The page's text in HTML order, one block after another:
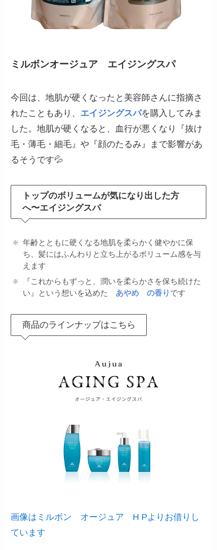
ミルボンオージュア エイジングスパ
今回は、地肌が硬くなったと美容師さんに指摘さ
れたこともあり、 エイジングスパを購入してみま
した。地肌が硬くなると、血行が悪くなり『抜け
毛・薄毛・細毛』や『顔のたるみ』まで影響があ
るそうです💦
トップのボリュームが気になり出した方
へ〜エイジングスパ
年齢とともに硬くなる地肌を柔らかく健やかに保
ち、髪にはふんわりと立ち上がるボリューム感を与
えます
『これからもずっと、潤いを柔らかさを保ち続けた
い』という想いを込めた あやめ の香り です
商品のラインナップはこちら
画像はミルボン オージュア H Pよりお借りし
ています